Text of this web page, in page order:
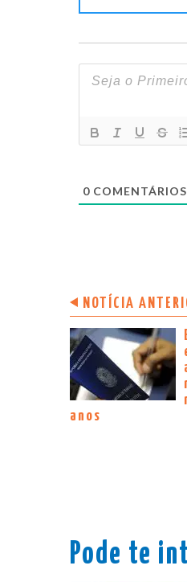
0 COMENTÁRIOS
NOTÍCIA
anos
Pode te